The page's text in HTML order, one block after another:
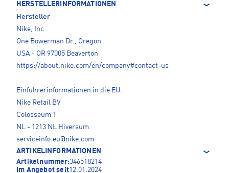
HERSTELLERINFORMATIONEN
Hersteller
Nike, Inc.
One Bowerman Dr., Oregon
USA - OR 97005 Beaverton
https://about.nike.com/en/company#contact-us
Einführerinformationen in die EU:
Nike Retail BV
Colosseum 1
NL - 1213 NL Hiversum
serviceinfo.eu@nike.com
ARTIKELINFORMATIONEN
Artikelnummer:346518214
Im Angebot seit12.01.2024